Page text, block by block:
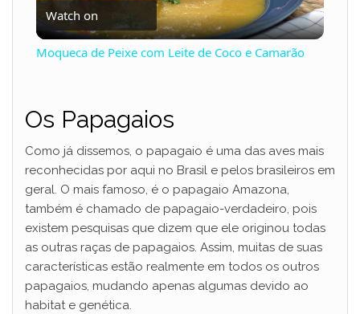
l
V
i
d
Watch on
Moqueca de Peixe com Leite de Coco e Camarão
Os Papagaios
Como já dissemos, o papagaio é uma das aves mais
reconhecidas por aqui no Brasil e pelos brasileiros em
geral. O mais famoso, é o papagaio Amazona,
também é chamado de papagaio-verdadeiro, pois
existem pesquisas que dizem que ele originou todas
as outras raças de papagaios. Assim, muitas de suas
características estão realmente em todos os outros
papagaios, mudando apenas algumas devido ao
habitat e genética.